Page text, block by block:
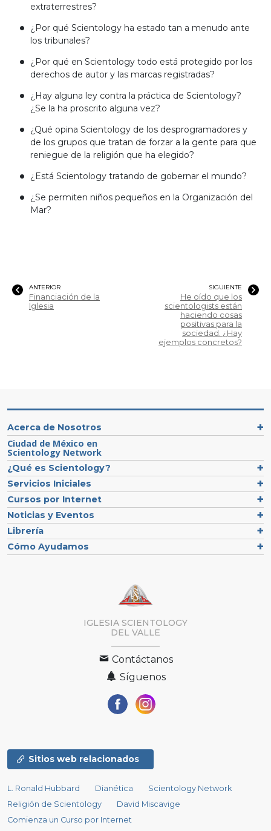
extraterrestres?
¿Por qué Scientology ha estado tan a menudo ante
los tribunales?
¿Por qué en Scientology todo está protegido por los
derechos de autor y las marcas registradas?
¿Hay alguna ley contra la práctica de Scientology?
¿Se la ha proscrito alguna vez?
¿Qué opina Scientology de los desprogramadores y
de los grupos que tratan de forzar a la gente para que
reniegue de la religión que ha elegido?
¿Está Scientology tratando de gobernar el mundo?
¿Se permiten niños pequeños en la Organización del
Mar?
ANTERIOR
Financiación de la
Iglesia
SIGUIENTE
He oído que los
scientologists están
haciendo cosas
positivas para la
sociedad. ¿Hay
ejemplos concretos?
Acerca de Nosotros
Ciudad de México en
Scientology Network
¿Qué es Scientology?
Servicios Iniciales
Cursos por Internet
Noticias y Eventos
Librería
Cómo Ayudamos
IGLESIA SCIENTOLOGY
DEL VALLE
Contáctanos
Síguenos
Sitios web relacionados
L. Ronald Hubbard Dianética
Scientology Network
Religión de Scientology
David Miscavige
Comienza un Curso por Internet